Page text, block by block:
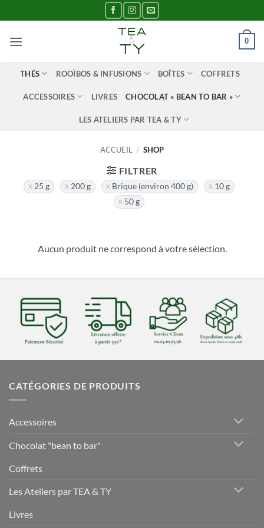
au
contenu
0
THÉS ROOÏBOS & INFUSIONS BOÎTES COFFRETS
ACCESSOIRES LIVRES CHOCOLAT « BEAN TO BAR »
LES ATELIERS PAR TEA & TY
ACCUEIL / SHOP
FILTRER
25 g 200 g Brique (environ 400 g)
10 g
50 g
Aucun produit ne correspond à votre sélection.
CATÉGORIES DE PRODUITS
Accessoires
Chocolat "bean to bar"
Coffrets
Les Ateliers par TEA & TY
Livres